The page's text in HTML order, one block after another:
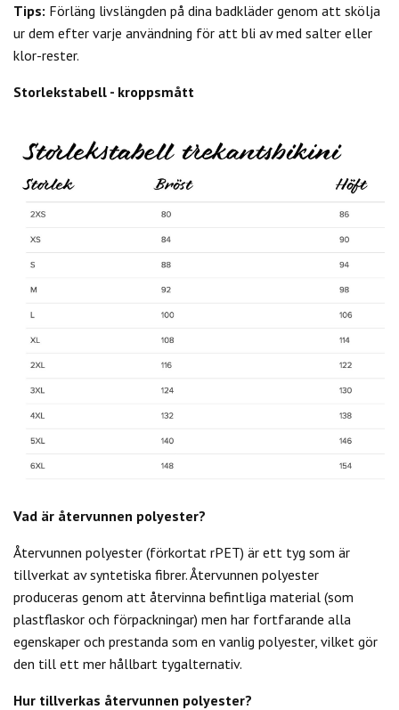
Tips: Förläng livslängden på dina badkläder genom att skölja
ur dem efter varje användning för att bli av med salter eller
klor-rester.
Storlekstabell - kroppsmått
Vad är återvunnen polyester?
Återvunnen polyester (förkortat rPET) är ett tyg som är
tillverkat av syntetiska fibrer. Återvunnen polyester
produceras genom att återvinna befintliga material (som
plastflaskor och förpackningar) men har fortfarande alla
egenskaper och prestanda som en vanlig polyester, vilket gör
den till ett mer hållbart tygalternativ.
Hur tillverkas återvunnen polyester?